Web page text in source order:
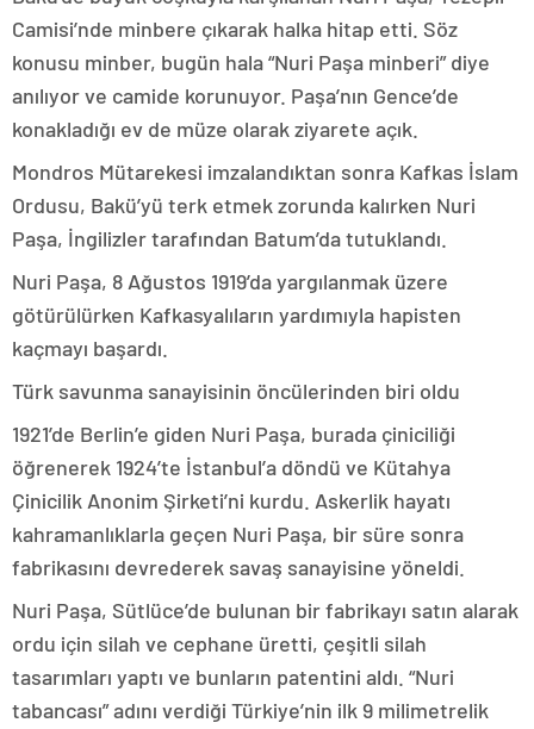
Camisi’nde minbere çıkarak halka hitap etti. Söz
konusu minber, bugün hala “Nuri Paşa minberi” diye
anılıyor ve camide korunuyor. Paşa’nın Gence’de
konakladığı ev de müze olarak ziyarete açık.
Mondros Mütarekesi imzalandıktan sonra Kafkas İslam
Ordusu, Bakü’yü terk etmek zorunda kalırken Nuri
Paşa, İngilizler tarafından Batum’da tutuklandı.
Nuri Paşa, 8 Ağustos 1919’da yargılanmak üzere
götürülürken Kafkasyalıların yardımıyla hapisten
kaçmayı başardı.
Türk savunma sanayisinin öncülerinden biri oldu
1921’de Berlin’e giden Nuri Paşa, burada çiniciliği
öğrenerek 1924’te İstanbul’a döndü ve Kütahya
Çinicilik Anonim Şirketi’ni kurdu. Askerlik hayatı
kahramanlıklarla geçen Nuri Paşa, bir süre sonra
fabrikasını devrederek savaş sanayisine yöneldi.
Nuri Paşa, Sütlüce’de bulunan bir fabrikayı satın alarak
ordu için silah ve cephane üretti, çeşitli silah
tasarımları yaptı ve bunların patentini aldı. “Nuri
tabancası” adını verdiği Türkiye’nin ilk 9 milimetrelik